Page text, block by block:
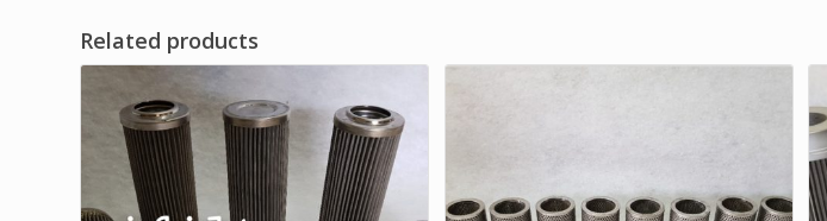
Related products